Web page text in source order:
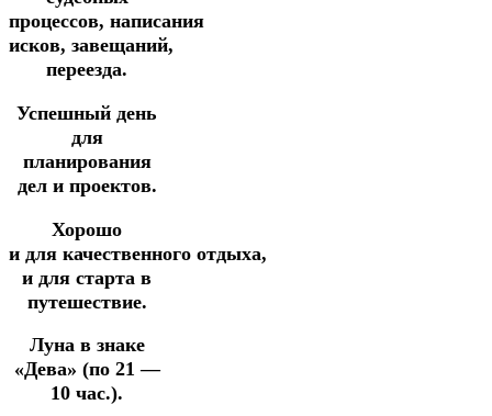
процессов, написания
исков, завещаний,
переезда.
Успешный день
для
планирования
дел и проектов.
Хорошо
и для качественного отдыха,
и для старта в
путешествие.
Луна в знаке
«Дева» (по 21 —
10 час.).